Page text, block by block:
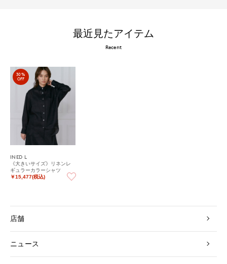
最近見たアイテム
Recent
30%
OFF
INED L
《大きいサイズ》リネンレ
ギュラーカラーシャツ
￥15,477(税込)
店舗
ニュース